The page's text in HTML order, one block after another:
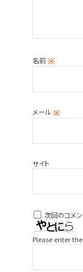
名前※
メール※
サイト
次回のコメン
Please enter